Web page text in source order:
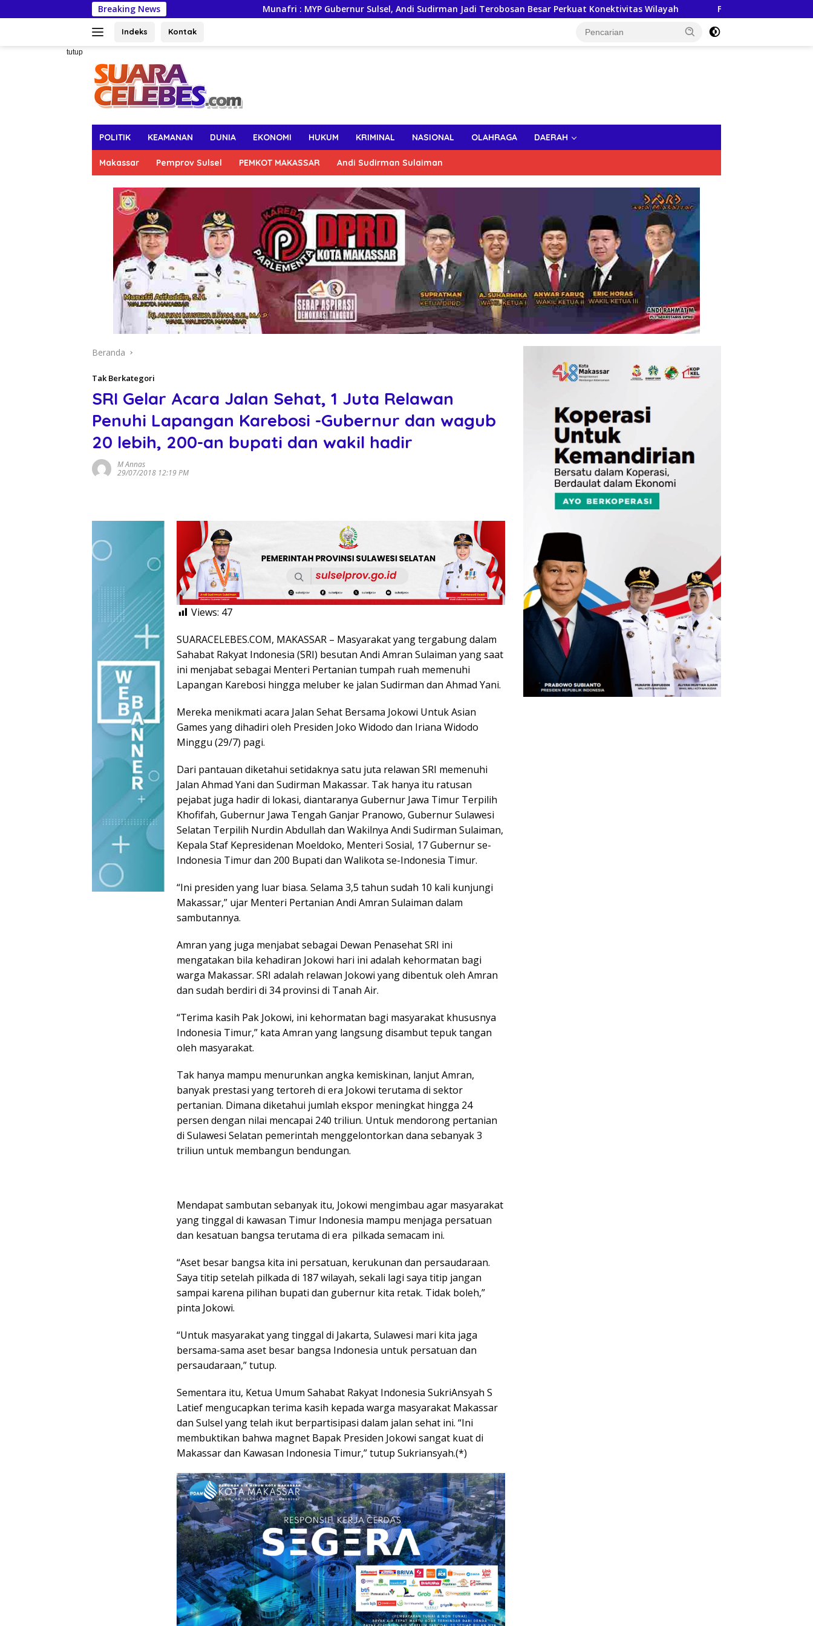
ke
Breaking News Munafri : MYP Gubernur Sulsel, Andi Sudirman Jadi Terobosan Besar Perkuat Konektivitas Wilayah Festival Etnik Religi 2026, Willem
Indeks Kontak
tutup
POLITIK KEAMANAN DUNIA EKONOMI HUKUM KRIMINAL NASIONAL OLAHRAGA DAERAH
Makassar Pemprov Sulsel PEMKOT MAKASSAR Andi Sudirman Sulaiman
Beranda
Tak Berkategori
SRI Gelar Acara Jalan Sehat, 1 Juta Relawan
Penuhi Lapangan Karebosi -Gubernur dan wagub
20 lebih, 200-an bupati dan wakil hadir
M Annas
29/07/2018 12:19 PM
Views: 47
SUARACELEBES.COM, MAKASSAR – Masyarakat yang tergabung dalam
Sahabat Rakyat Indonesia (SRI) besutan Andi Amran Sulaiman yang saat
ini menjabat sebagai Menteri Pertanian tumpah ruah memenuhi
Lapangan Karebosi hingga meluber ke jalan Sudirman dan Ahmad Yani.
Mereka menikmati acara Jalan Sehat Bersama Jokowi Untuk Asian
Games yang dihadiri oleh Presiden Joko Widodo dan Iriana Widodo
Minggu (29/7) pagi.
Dari pantauan diketahui setidaknya satu juta relawan SRI memenuhi
Jalan Ahmad Yani dan Sudirman Makassar. Tak hanya itu ratusan
pejabat juga hadir di lokasi, diantaranya Gubernur Jawa Timur Terpilih
Khofifah, Gubernur Jawa Tengah Ganjar Pranowo, Gubernur Sulawesi
Selatan Terpilih Nurdin Abdullah dan Wakilnya Andi Sudirman Sulaiman,
Kepala Staf Kepresidenan Moeldoko, Menteri Sosial, 17 Gubernur se-
Indonesia Timur dan 200 Bupati dan Walikota se-Indonesia Timur.
“Ini presiden yang luar biasa. Selama 3,5 tahun sudah 10 kali kunjungi
Makassar,” ujar Menteri Pertanian Andi Amran Sulaiman dalam
sambutannya.
Amran yang juga menjabat sebagai Dewan Penasehat SRI ini
mengatakan bila kehadiran Jokowi hari ini adalah kehormatan bagi
warga Makassar. SRI adalah relawan Jokowi yang dibentuk oleh Amran
dan sudah berdiri di 34 provinsi di Tanah Air.
“Terima kasih Pak Jokowi, ini kehormatan bagi masyarakat khususnya
Indonesia Timur,” kata Amran yang langsung disambut tepuk tangan
oleh masyarakat.
Tak hanya mampu menurunkan angka kemiskinan, lanjut Amran,
banyak prestasi yang tertoreh di era Jokowi terutama di sektor
pertanian. Dimana diketahui jumlah ekspor meningkat hingga 24
persen dengan nilai mencapai 240 triliun. Untuk mendorong pertanian
di Sulawesi Selatan pemerintah menggelontorkan dana sebanyak 3
triliun untuk membangun bendungan.
Mendapat sambutan sebanyak itu, Jokowi mengimbau agar masyarakat
yang tinggal di kawasan Timur Indonesia mampu menjaga persatuan
dan kesatuan bangsa terutama di era pilkada semacam ini.
“Aset besar bangsa kita ini persatuan, kerukunan dan persaudaraan.
Saya titip setelah pilkada di 187 wilayah, sekali lagi saya titip jangan
sampai karena pilihan bupati dan gubernur kita retak. Tidak boleh,”
pinta Jokowi.
“Untuk masyarakat yang tinggal di Jakarta, Sulawesi mari kita jaga
bersama-sama aset besar bangsa Indonesia untuk persatuan dan
persaudaraan,” tutup.
Sementara itu, Ketua Umum Sahabat Rakyat Indonesia SukriAnsyah S
Latief mengucapkan terima kasih kepada warga masyarakat Makassar
dan Sulsel yang telah ikut berpartisipasi dalam jalan sehat ini. “Ini
membuktikan bahwa magnet Bapak Presiden Jokowi sangat kuat di
Makassar dan Kawasan Indonesia Timur,” tutup Sukriansyah.(*)